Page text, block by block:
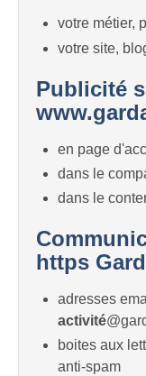
votre métier,
votre site,
Publicité
en page
dans le
dans le
https
adresses
activité
boites aux
anti-spam